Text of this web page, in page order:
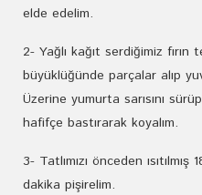
elde edelim.
2- Yağlı kağıt serdiğimiz
büyüklüğünde parçalar alıp
Üzerine yumurta sarısını
hafifçe bastırarak koyalım.
3- Tatlımızı önceden
dakika pişirelim.